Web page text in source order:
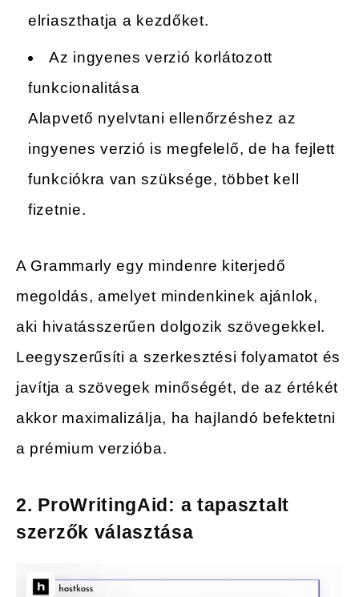
elriaszthatja a kezdőket.
Az ingyenes verzió korlátozott
funkcionalitása
Alapvető nyelvtani ellenőrzéshez az
ingyenes verzió is megfelelő, de ha fejlett
funkciókra van szüksége, többet kell
fizetnie.
A Grammarly egy mindenre kiterjedő
megoldás, amelyet mindenkinek ajánlok,
aki hivatásszerűen dolgozik szövegekkel.
Leegyszerűsíti a szerkesztési folyamatot és
javítja a szövegek minőségét, de az értékét
akkor maximalizálja, ha hajlandó befektetni
a prémium verzióba.
2. ProWritingAid: a tapasztalt
szerzők választása